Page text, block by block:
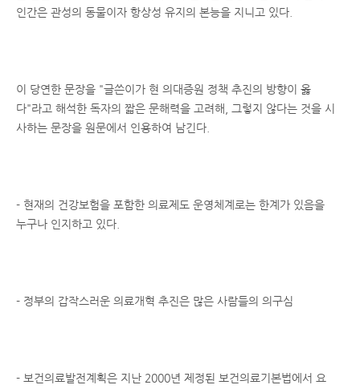
인간은 관성의 동물이자 항상성 유지의 본능을 지니고 있다.
이 당연한 문장을 "글쓴이가 현 의대증원 정책 추진의 방향이 옳
다"라고 해석한 독자의 짧은 문해력을 고려해, 그렇지 않다는 것을 시
사하는 문장을 원문에서 인용하여 남긴다.
- 현재의 건강보험을 포함한 의료제도 운영체계로는 한계가 있음을
누구나 인지하고 있다.
- 정부의 갑작스러운 의료개혁 추진은 많은 사람들의 의구심
- 보건의료발전계획은 지난 2000년 제정된 보건의료기본법에서 요